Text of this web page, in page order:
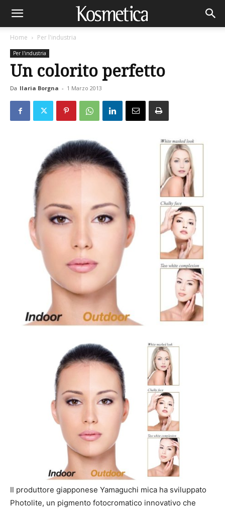
Home Per l'industria
Per l'industria
Un colorito perfetto
Da Ilaria Borgna - 1 Marzo 2013
Il produttore giapponese Yamaguchi mica ha sviluppato
Photolite, un pigmento fotocromatico innovativo che